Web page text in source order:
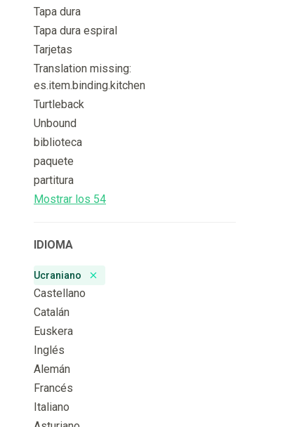
Tapa dura
Tapa dura espiral
Tarjetas
Translation missing:
es.item.binding.kitchen
Turtleback
Unbound
biblioteca
paquete
partitura
Mostrar los 54
IDIOMA
Ucraniano
Remove badge
Castellano
Catalán
Euskera
Inglés
Alemán
Francés
Italiano